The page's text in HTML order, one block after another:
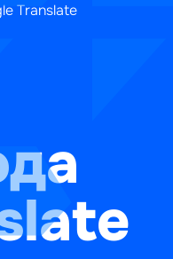
Translate